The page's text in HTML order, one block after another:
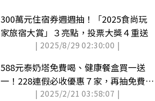
300萬元住宿券週週抽！「2025食尚玩
家旅宿大賞」３亮點，投票大獎４重送
| 2025/8/29 02:30:00 |
588元泰奶塔免費喝、健康餐盒買一送
一！228連假必收優惠７家，再抽免費住
宿券（中獎公布）
| 2025/2/21 03:58:07 |